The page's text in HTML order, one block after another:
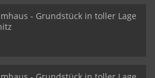
- Grundstück in toller Lage